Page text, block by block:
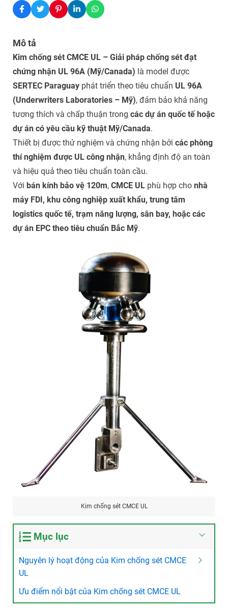
Mô tả
Kim chống sét CMCE UL – Giải pháp chống sét đạt
chứng nhận UL 96A (Mỹ/Canada) là model được
SERTEC Paraguayphát triển theo tiêu chuẩn UL 96A
(Underwriters Laboratories – Mỹ), đảm bảo khả năng
tương thích và chấp thuận trong các dự án quốc tế hoặc
dự án có yêu cầu kỹ thuật Mỹ/Canada.
Thiết bị được thử nghiệm và chứng nhận bởi các phòng
thí nghiệm được UL công nhận, khẳng định độ an toàn
và hiệu quả theo tiêu chuẩn toàn cầu.
Với bán kính bảo vệ 120m, CMCE ULphù hợp cho nhà
máy FDI, khu công nghiệp xuất khẩu, trung tâm
logistics quốc tế, trạm năng lượng, sân bay, hoặc các
dự án EPC theo tiêu chuẩn Bắc Mỹ.
Kim chống sét CMCE UL
Mục lục
Nguyên lý hoạt động của Kim chống sét CMCE
UL
Ưu điểm nổi bật của Kim chống sét CMCE UL